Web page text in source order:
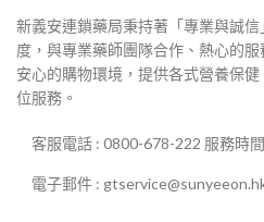
新義安連鎖藥局秉持著「專業與誠
度，與專業藥師團隊合作、熱心的
安心的購物環境，提供各式營養保
位服務。
客服電話 : 0800-678-222 服務時
電子郵件 :